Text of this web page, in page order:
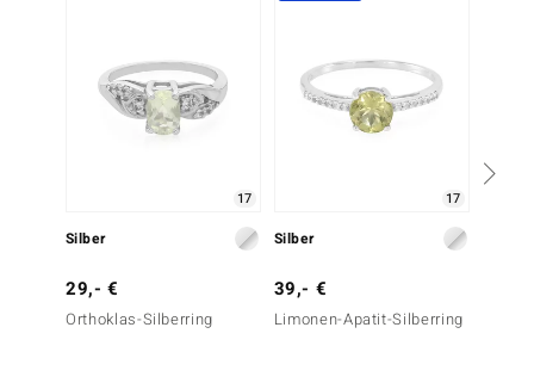
BY DE MELO
17
Silber
29,- €
Orthoklas-Silberring
17
Silber
39,- €
Limonen-Apatit-Silberring